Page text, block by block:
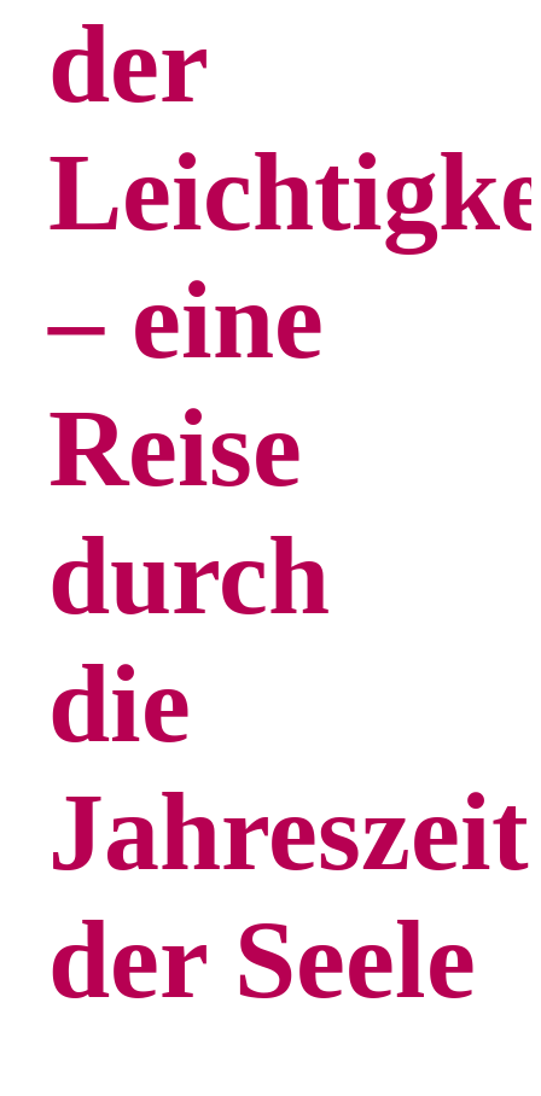
der
– eine
Reise
durch
die
der Seele